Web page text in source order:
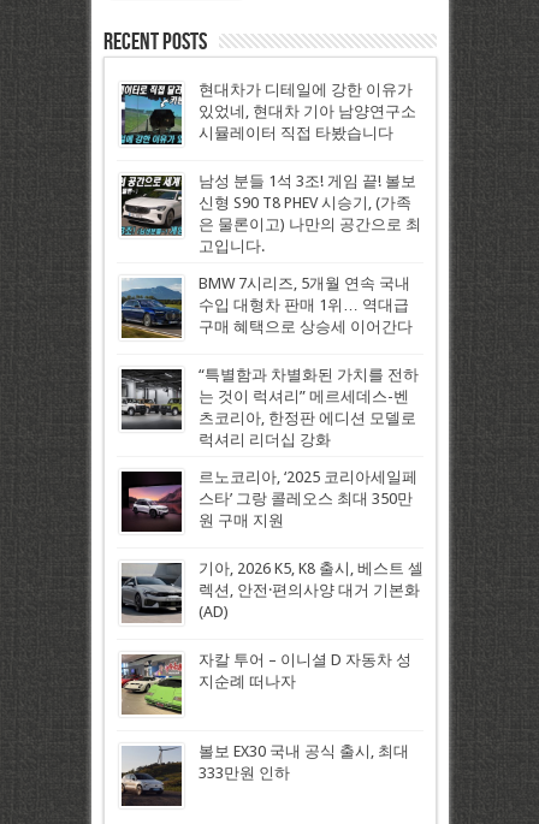
Recent Posts
현대차가 디테일에 강한 이유가
있었네, 현대차 기아 남양연구소
시뮬레이터 직접 타봤습니다
남성 분들 1석 3조! 게임 끝! 볼보
신형 S90 T8 PHEV 시승기, (가족
은 물론이고) 나만의 공간으로 최
고입니다.
BMW 7시리즈, 5개월 연속 국내
수입 대형차 판매 1위… 역대급
구매 혜택으로 상승세 이어간다
“특별함과 차별화된 가치를 전하
는 것이 럭셔리” 메르세데스-벤
츠코리아, 한정판 에디션 모델로
럭셔리 리더십 강화
르노코리아, ‘2025 코리아세일페
스타’ 그랑 콜레오스 최대 350만
원 구매 지원
기아, 2026 K5, K8 출시, 베스트 셀
렉션, 안전·편의사양 대거 기본화
(AD)
자칼 투어 – 이니셜 D 자동차 성
지순례 떠나자
볼보 EX30 국내 공식 출시, 최대
333만원 인하